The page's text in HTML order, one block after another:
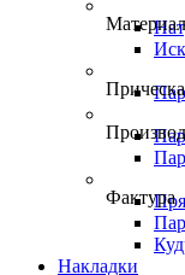
Материал
Прическа
Фактура
Накладки